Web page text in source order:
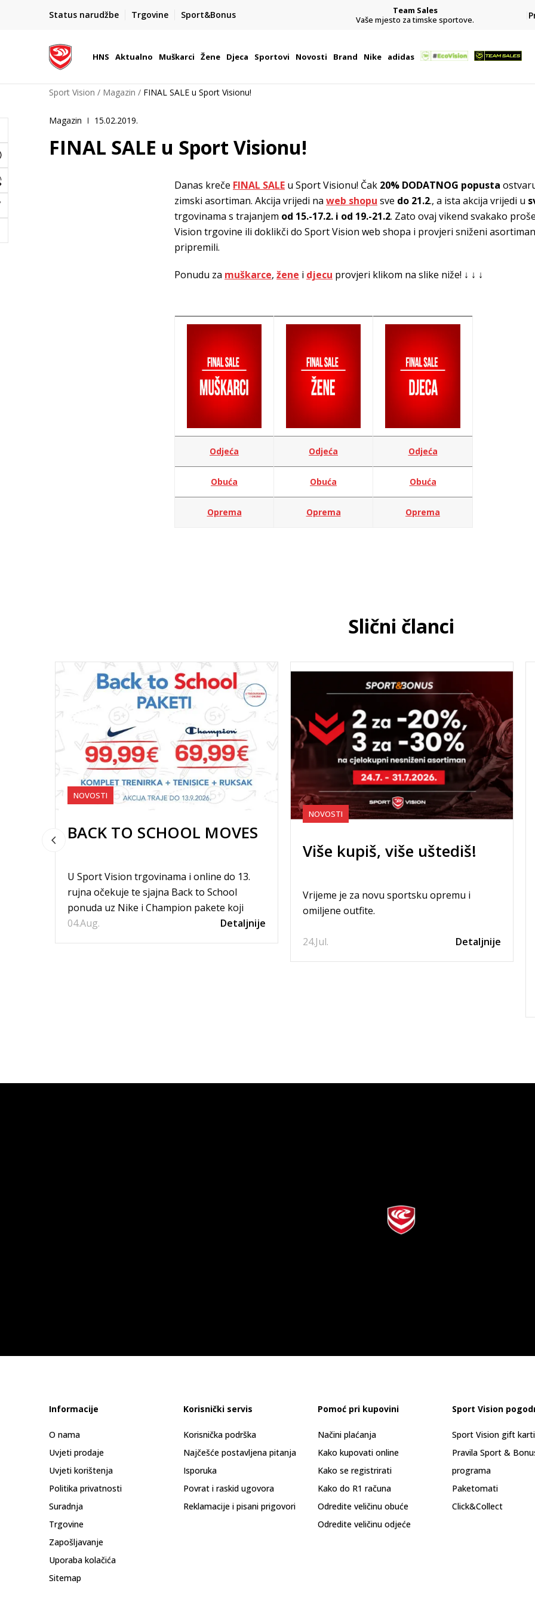
Status narudžbe Trgovine Sport&Bonus
BOX NOW
Dostava 1,50 €
| Više od 800 paketomata u Hrvatskoj
Team Sales
Vaše mjesto za timske sportove.
HNS Aktualno Muškarci Žene Djeca Sportovi Novosti Brand Nike adidas
Sport Vision Magazin FINAL SALE u Sport Visionu!
Magazin 15.02.2019.
FINAL SALE u Sport Visionu!
Danas kreče FINAL SALE u Sport Visionu! Čak 20% DODATNOG popusta
zimski asortiman. Akcija vrijedi na web shopu sve do 21.2., a ista akcija vrijedi u
trgovinama s trajanjem od 15.-17.2. i od 19.-21.2. Zato ovaj vikend svakako
Vision trgovine ili doklikči do Sport Vision web shopa i provjeri sniženi
pripremili.
Ponudu za muškarce, žene i djecu provjeri klikom na slike niže! ↓ ↓ ↓
Odjeća Odjeća Odjeća
Obuća Obuća Obuća
Oprema Oprema Oprema
Slični članci
04.Aug.
NOVOSTI
BACK TO SCHOOL MOVES
U Sport Vision trgovinama i online do 13.
rujna očekuje te sjajna Back to School
ponuda uz Nike i Champion pakete koji
uključuju komplet trenirku, tenisice i...Detaljnije
24.Jul.
NOVOSTI
Više kupiš, više uštediš!
Vrijeme je za novu sportsku opremu i
omiljene outfite.
Detaljnije
Informacije
O nama
Uvjeti prodaje
Uvjeti korištenja
Politika privatnosti
Suradnja
Trgovine
Zapošljavanje
Uporaba kolačića
Sitemap
Korisnički servis
Korisnička podrška
Najčešće postavljena pitanja
Isporuka
Povrat i raskid ugovora
Reklamacije i pisani prigovori
Pomoć pri kupovini
Načini plaćanja
Kako kupovati online
Kako se registrirati
Kako do R1 računa
Odredite veličinu obuće
Odredite veličinu odjeće
Sport Vision
Sport Vision gift
Pravila Sport &
programa
Paketomati
Click&Collect